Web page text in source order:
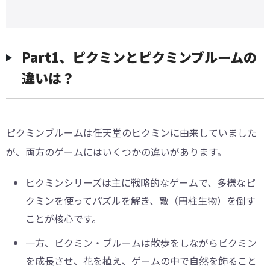
Part1、ピクミンとピクミンブルームの
違いは？
ピクミンブルームは任天堂のピクミンに由来していました
が、両方のゲームにはいくつかの違いがあります。
ピクミンシリーズは主に戦略的なゲームで、多様なピ
クミンを使ってパズルを解き、敵（円柱生物）を倒す
ことが核心です。
一方、ピクミン・ブルームは散歩をしながらピクミン
を成長させ、花を植え、ゲームの中で自然を飾ること